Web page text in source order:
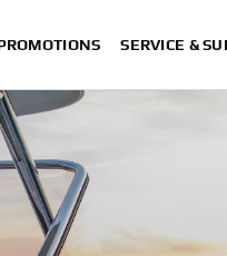
SERVICE &
Premier joystick de